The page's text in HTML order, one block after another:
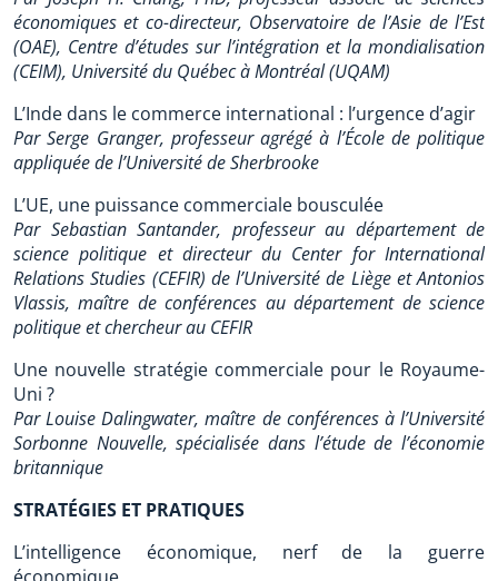
économiques et co-directeur, Observatoire de l’Asie de l’Est
(OAE), Centre d’études sur l’intégration et la mondialisation
(CEIM), Université du Québec à Montréal (UQAM)
L’Inde dans le commerce international : l’urgence d’agir
Par Serge Granger, professeur agrégé à l’École de politique
appliquée de l’Université de Sherbrooke
L’UE, une puissance commerciale bousculée
Par Sebastian Santander, professeur au département de
science politique et directeur du Center for International
Relations Studies (CEFIR) de l’Université de Liège et Antonios
Vlassis, maître de conférences au département de science
politique et chercheur au CEFIR
Une nouvelle stratégie commerciale pour le Royaume-
Uni ?
Par Louise Dalingwater, maître de conférences à l’Université
Sorbonne Nouvelle, spécialisée dans l’étude de l’économie
britannique
STRATÉGIES ET PRATIQUES
L’intelligence économique, nerf de la guerre